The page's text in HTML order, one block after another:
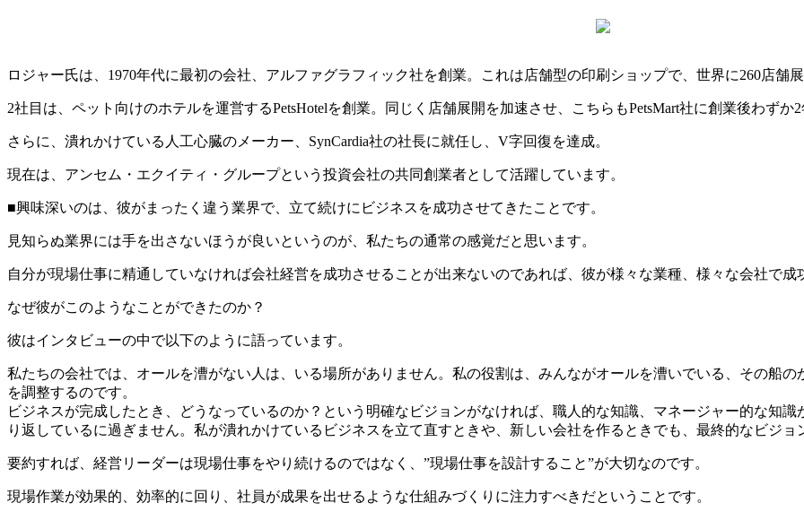
ロジャー氏は、1970年代に最初の会社、アルファグラフィック社を創業。これは店舗型の印刷ショップで、世界に260店舗展
2社目は、ペット向けのホテルを運営するPetsHotelを創業。同じく店舗展開を加速させ、こちらもPetsMart社に創業後わずか2
さらに、潰れかけている人工心臓のメーカー、SynCardia社の社長に就任し、V字回復を達成。
現在は、アンセム・エクイティ・グループという投資会社の共同創業者として活躍しています。
■興味深いのは、彼がまったく違う業界で、立て続けにビジネスを成功させてきたことです。
見知らぬ業界には手を出さないほうが良いというのが、私たちの通常の感覚だと思います。
自分が現場仕事に精通していなければ会社経営を成功させることが出来ないのであれば、彼が様々な業種、様々な会社で成
なぜ彼がこのようなことができたのか？
彼はインタビューの中で以下のように語っています。
私たちの会社では、オールを漕がない人は、いる場所がありません。私の役割は、みんながオールを漕いでいる、その船
を調整するのです。
ビジネスが完成したとき、どうなっているのか？という明確なビジョンがなければ、職人的な知識、マネージャー的な知
り返しているに過ぎません。私が潰れかけているビジネスを立て直すときや、新しい会社を作るときでも、最終的なビジョ
要約すれば、経営リーダーは現場仕事をやり続けるのではなく、”現場仕事を設計すること”が大切なのです。
現場作業が効果的、効率的に回り、社員が成果を出せるような仕組みづくりに注力すべきだということです。